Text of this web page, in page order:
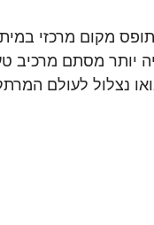
מקום מרכזי
יותר מסתם מרכיב
נצלול לעולם